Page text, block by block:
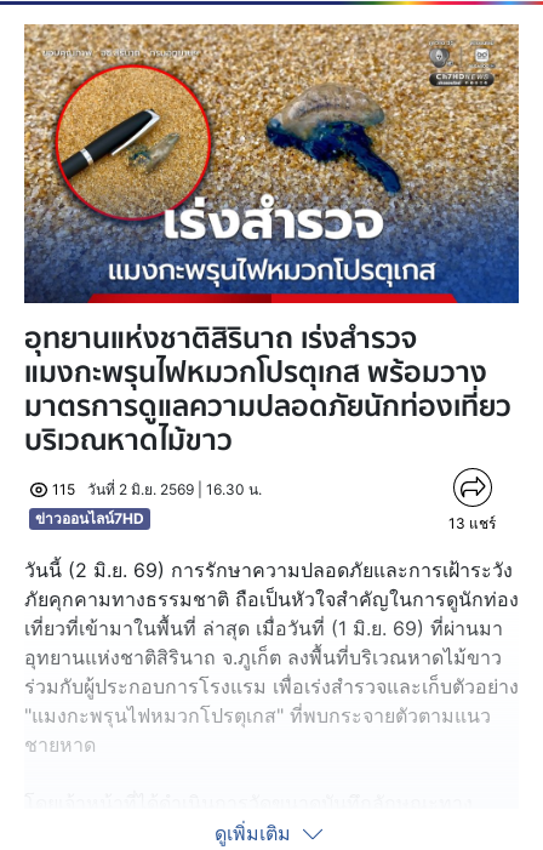
อุทยานแห่งชาติสิรินาถ เร่งสำรวจ
แมงกะพรุนไฟหมวกโปรตุเกส พร้อมวาง
มาตรการดูแลความปลอดภัยนักท่องเที่ยว
บริเวณหาดไม้ขาว
115
วันที่ 2 มิ.ย. 2569 | 16.30 น.
ข่าวออนไลน์7HD
13 แชร์
วันนี้ (2 มิ.ย. 69) การรักษาความปลอดภัยและการเฝ้าระวัง
ภัยคุกคามทางธรรมชาติ ถือเป็นหัวใจสำคัญในการดูนักท่อง
เที่ยวที่เข้ามาในพื้นที่ ล่าสุด เมื่อวันที่ (1 มิ.ย. 69) ที่ผ่านมา
อุทยานแห่งชาติสิรินาถ จ.ภูเก็ต ลงพื้นที่บริเวณหาดไม้ขาว
ร่วมกับผู้ประกอบการโรงแรม เพื่อเร่งสำรวจและเก็บตัวอย่าง
"แมงกะพรุนไฟหมวกโปรตุเกส" ที่พบกระจายตัวตามแนว
ชายหาด
กายภาพ พร้อมทั้งเร่งวิเคราะห์หาสาเหตุของการพบ
ดูเพิ่มเติม